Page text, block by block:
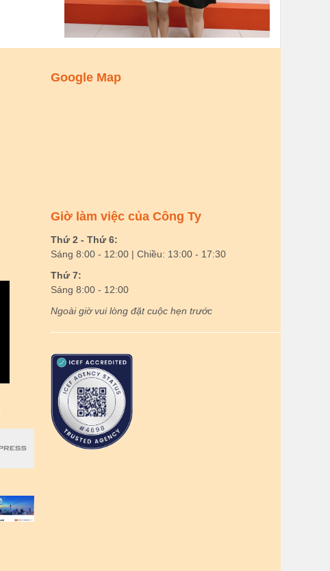
Google Map
Giờ làm việc của Công Ty
Thứ 2 - Thứ 6:
Sáng 8:00 - 12:00 | Chiều: 13:00 - 17:30
Thứ 7:
Sáng 8:00 - 12:00
Ngoài giờ vui lòng đặt cuộc hẹn trước